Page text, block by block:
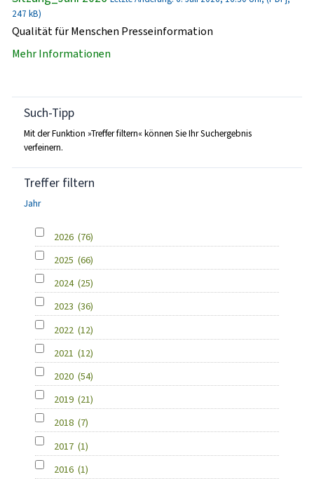
247 kB)
Qualität für Menschen Presseinformation
Mehr Informationen
Such-Tipp
Mit der Funktion »Treffer filtern« können Sie Ihr Suchergebnis
verfeinern.
Treffer filtern
Jahr
2026 (76)
2025 (66)
2024 (25)
2023 (36)
2022 (12)
2021 (12)
2020 (54)
2019 (21)
2018 (7)
2017 (1)
2016 (1)